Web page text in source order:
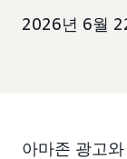
2026년 6월
아마존 광고